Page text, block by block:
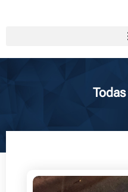
Page